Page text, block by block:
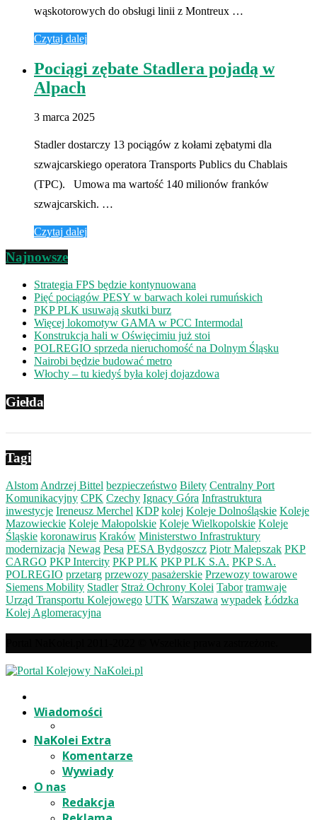
wąskotorowych do obsługi linii z Montreux …
Czytaj dalej
Pociągi zębate Stadlera pojadą w
Alpach
3 marca 2025
Stadler dostarczy 13 pociągów z kołami zębatymi dla
szwajcarskiego operatora Transports Publics du Chablais
(TPC). Umowa ma wartość 140 milionów franków
szwajcarskich. …
Czytaj dalej
Najnowsze
Strategia FPS będzie kontynuowana
Pięć pociągów PESY w barwach kolei rumuńskich
PKP PLK usuwają skutki burz
Więcej lokomotyw GAMA w PCC Intermodal
Konstrukcja hali w Oświęcimiu już stoi
POLREGIO sprzeda nieruchomość na Dolnym Śląsku
Nairobi będzie budować metro
Włochy – tu kiedyś była kolej dojazdowa
Giełda
Tagi
Alstom Andrzej Bittel bezpieczeństwo Bilety Centralny Port
Komunikacyjny CPK Czechy Ignacy Góra Infrastruktura
inwestycje Ireneusz Merchel KDP kolej Koleje Dolnośląskie Koleje
Mazowieckie Koleje Małopolskie Koleje Wielkopolskie Koleje
Śląskie koronawirus Kraków Ministerstwo Infrastruktury
modernizacja Newag Pesa PESA Bydgoszcz Piotr Malepszak PKP
CARGO PKP Intercity PKP PLK PKP PLK S.A. PKP S.A.
POLREGIO przetarg przewozy pasażerskie Przewozy towarowe
Siemens Mobility Stadler Straż Ochrony Kolei Tabor tramwaje
Urząd Transportu Kolejowego UTK Warszawa wypadek Łódzka
Kolej Aglomeracyjna
Wiadomości
NaKolei Extra
Komentarze
Wywiady
O nas
Redakcja